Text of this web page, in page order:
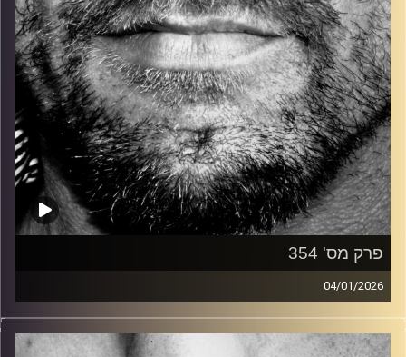
פרק מס' 354
04/01/2026
זיפים, מוזיקה מחוספסת של הופעות חיות. הרבה ג'אם, רוק,
בלוז, bluegrass, ג'אז, Fאנק, פרוגרסיב ואפילו אלקטרוניקה.